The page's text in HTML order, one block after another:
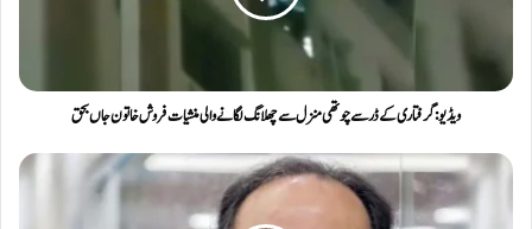
ویڈیو: گرفتاری کے ڈر سے چوتھی منزل سے چھلانگ لگانے والی منشیات فروش خاتون جاں بحق